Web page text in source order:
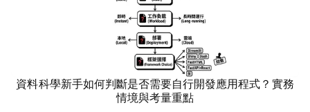
資訊科技
資料科學新手如何判斷是否需要自行開發應用程式？實務
情境與考量重點